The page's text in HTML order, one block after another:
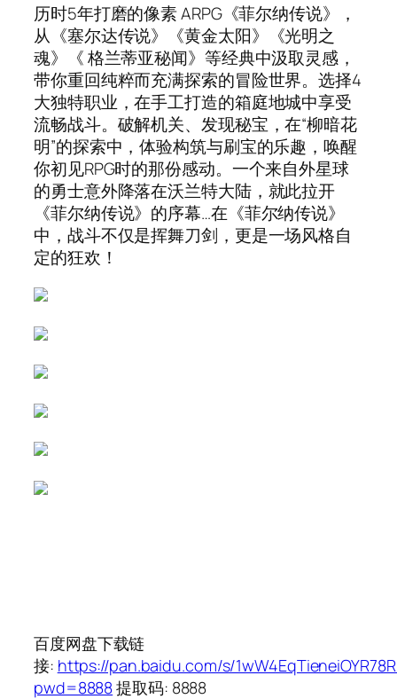
历时5年打磨的像素 ARPG《菲尔纳传说》，
从《塞尔达传说》《黄金太阳》《光明之
魂》《 格兰蒂亚秘闻》等经典中汲取灵感，
带你重回纯粹而充满探索的冒险世界。选择4
大独特职业，在手工打造的箱庭地城中享受
流畅战斗。破解机关、发现秘宝，在“柳暗花
明”的探索中，体验构筑与刷宝的乐趣，唤醒
你初见RPG时的那份感动。一个来自外星球
的勇士意外降落在沃兰特大陆，就此拉开
《菲尔纳传说》的序幕…在《菲尔纳传说》
中，战斗不仅是挥舞刀剑，更是一场风格自
定的狂欢！
百度网盘下载链
接: https://pan.baidu.com/s/
pwd=8888提取码: 8888